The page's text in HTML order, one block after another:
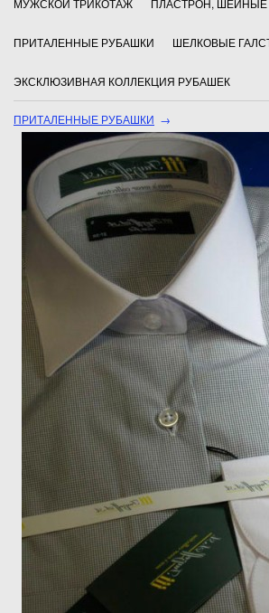
МУЖСКОЙ ТРИКОТАЖ ПЛАСТРОН, ШЕЙНЫЕ
ПРИТАЛЕННЫЕ РУБАШКИ ШЕЛКОВЫЕ
ЭКСКЛЮЗИВНАЯ КОЛЛЕКЦИЯ РУБАШЕК
ПРИТАЛЕННЫЕ РУБАШКИ →